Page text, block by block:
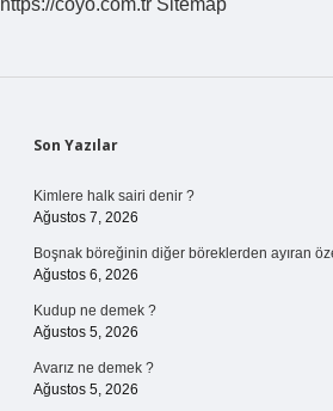
https://coyo.com.tr Sitemap
Sidebar
Son Yazılar
Kimlere halk sairi denir ?
Ağustos 7, 2026
Boşnak böreğinin diğer böreklerden ayıran
Ağustos 6, 2026
Kudup ne demek ?
Ağustos 5, 2026
Avarız ne demek ?
Ağustos 5, 2026